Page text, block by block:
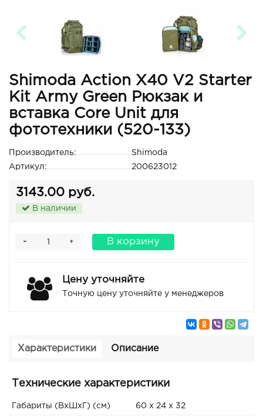
Shimoda Action X40 V2 Starter
Kit Army Green Рюкзак и
вставка Core Unit для
фототехники (520-133)
Производитель:
Shimoda
Артикул:
200623012
3143.00 руб.
В наличии
+
- В корзину
Цену уточняйте
Точную цену уточняйте у менеджеров
Характеристики Описание
Технические характеристики
Габариты (ВxШxГ) (см) 60 x 24 x 32